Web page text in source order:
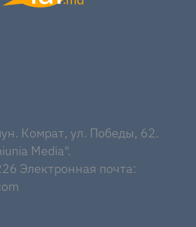
Комрат, ул. Победы, 62.
Media".
Электронная почта: